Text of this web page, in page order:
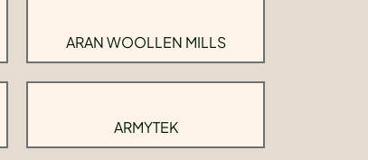
ARAN WOOLLEN MILLS
ARMYTEK